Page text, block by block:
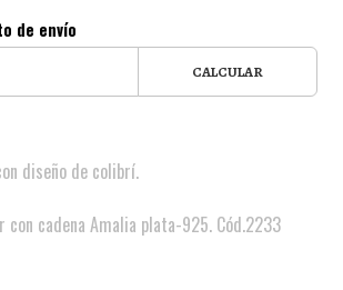
de envío
CALCULAR
diseño de colibrí.
con cadena Amalia plata-925. Cód.2233